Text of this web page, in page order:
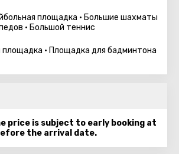
площадка • Большие шахматы
• Большой теннис
площадка • Площадка для бадминтона
price is subject to early booking at
the arrival date.